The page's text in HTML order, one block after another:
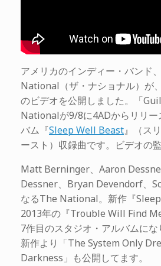
アメリカのインディー・バンド
National（ザ・ナショナル）が
のビデオを公開しました。「
Nationalが9/8に4ADからリリー
バム『Sleep Well Beast』（ス
ースト）収録曲です。ビデオの監
Matt Berninger、Aaron
Dessner、Bryan Devendorf、
なるThe National。新作『Sleep
2013年の『Trouble Will Find
7作目のスタジオ・アルバムにな
新作より「The System Only
Darkness」も公開してます。